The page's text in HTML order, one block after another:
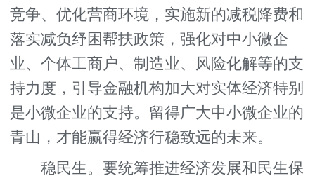
竞争、优化营商环境，实施新的减税降费和
落实减负纾困帮扶政策，强化对中小微企
业、个体工商户、制造业、风险化解等的支
持力度，引导金融机构加大对实体经济特别
是小微企业的支持。留得广大中小微企业的
青山，才能赢得经济行稳致远的未来。
稳民生。要统筹推进经济发展和民生保